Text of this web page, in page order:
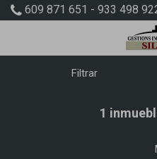
609 871 651 - 933 498
Filtrar
1